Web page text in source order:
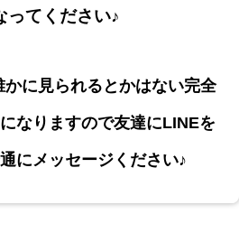
ってください♪
に見られるとかはない完全
なりますので友達にLINEを
にメッセージください♪